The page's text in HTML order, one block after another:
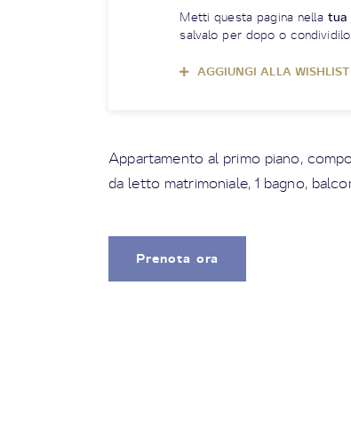
Metti questa pagina nella tua
salvalo per dopo o condividilo.
AGGIUNGI ALLA WISHLIST
Appartamento al primo piano,
da letto matrimoniale, 1 bagno,
Prenota ora